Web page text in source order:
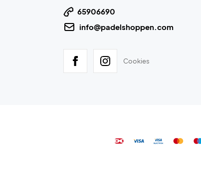
65906690
info@padelshoppen.com
Cookies